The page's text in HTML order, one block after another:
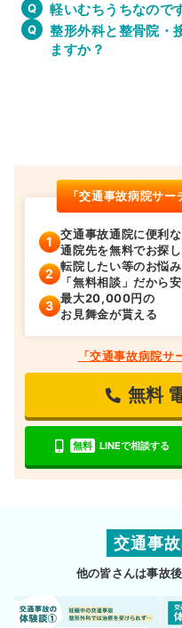
軽いむちうちなので
整形外科と整骨院・
ますか？
「交通事故病院サー
交通事故通院に便利な
通院先を無料でお探し
転院したい等のお悩
「無料相談」だから
最大20,000円の
お見舞金が貰える
「交通事故病院サ
無料
無料 LINEで相談する
交通事
他の皆さんは事故